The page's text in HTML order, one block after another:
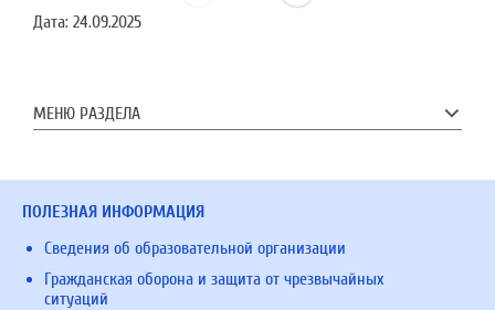
Дата: 24.09.2025
МЕНЮ РАЗДЕЛА
ПОЛЕЗНАЯ ИНФОРМАЦИЯ
Сведения об образовательной организации
Гражданская оборона и защита от чрезвычайных
ситуаций